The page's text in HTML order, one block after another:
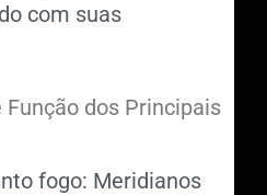
com suas
fogo: Meridianos